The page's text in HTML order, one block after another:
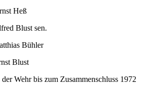
Heß
Blust sen.
Bühler
Blust
Wehr bis zum Zusammenschluss 1972